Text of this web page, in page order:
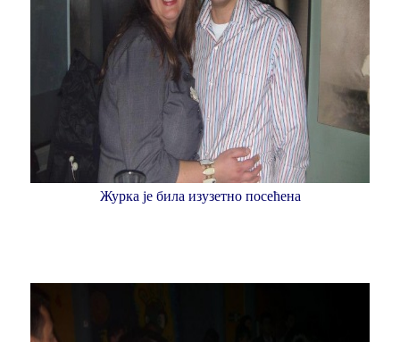
Журка је била изузетно посећена